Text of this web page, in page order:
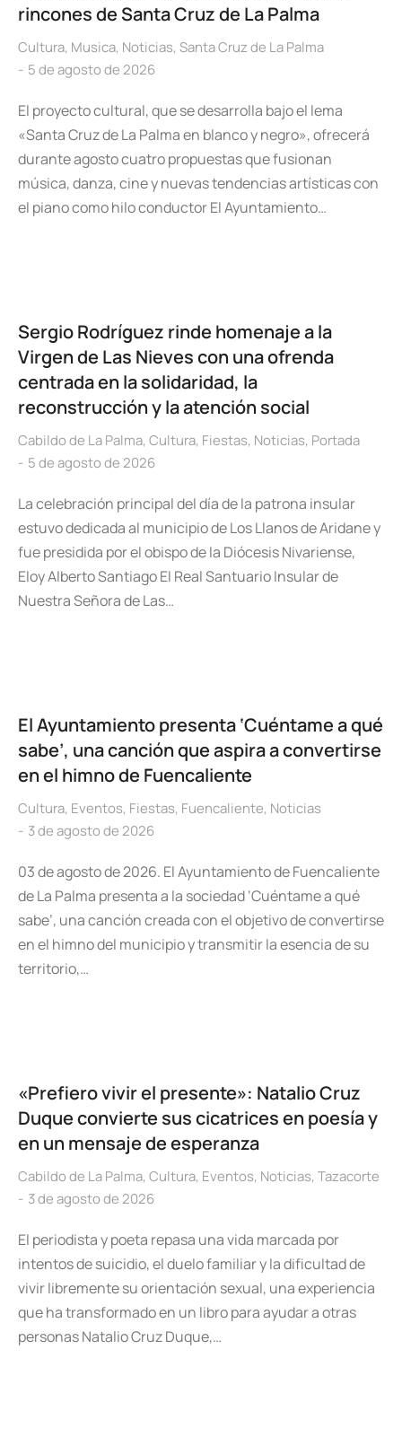
rincones de Santa Cruz de La Palma
Cultura, Musica, Noticias, Santa Cruz de La Palma
5 de agosto de 2026
El proyecto cultural, que se desarrolla bajo el lema
«Santa Cruz de La Palma en blanco y negro», ofrecerá
durante agosto cuatro propuestas que fusionan
música, danza, cine y nuevas tendencias artísticas con
el piano como hilo conductor El Ayuntamiento…
Sergio Rodríguez rinde homenaje a la
Virgen de Las Nieves con una ofrenda
centrada en la solidaridad, la
reconstrucción y la atención social
Cabildo de La Palma, Cultura, Fiestas, Noticias, Portada
5 de agosto de 2026
La celebración principal del día de la patrona insular
estuvo dedicada al municipio de Los Llanos de Aridane y
fue presidida por el obispo de la Diócesis Nivariense,
Eloy Alberto Santiago El Real Santuario Insular de
Nuestra Señora de Las…
El Ayuntamiento presenta ‘Cuéntame a qué
sabe’, una canción que aspira a convertirse
en el himno de Fuencaliente
Cultura, Eventos, Fiestas, Fuencaliente, Noticias
3 de agosto de 2026
03 de agosto de 2026. El Ayuntamiento de Fuencaliente
de La Palma presenta a la sociedad ‘Cuéntame a qué
sabe’, una canción creada con el objetivo de convertirse
en el himno del municipio y transmitir la esencia de su
territorio,…
«Prefiero vivir el presente»: Natalio Cruz
Duque convierte sus cicatrices en poesía y
en un mensaje de esperanza
Cabildo de La Palma, Cultura, Eventos, Noticias, Tazacorte
3 de agosto de 2026
El periodista y poeta repasa una vida marcada por
intentos de suicidio, el duelo familiar y la dificultad de
vivir libremente su orientación sexual, una experiencia
que ha transformado en un libro para ayudar a otras
personas Natalio Cruz Duque,…